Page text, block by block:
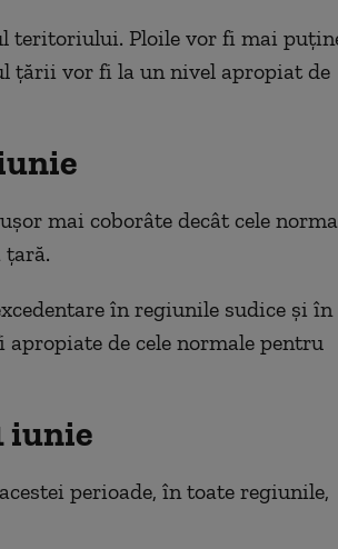
teritoriului. Ploile vor fi mai
țării vor fi la un nivel apropiat de
mai coborâte decât cele
țară.
în regiunile sudice și în
de cele normale pentru
iunie
perioade, în toate regiunile,